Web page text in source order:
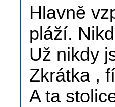
Hlavně
pláží.
Už nikdy
Zkrátka ,
A ta